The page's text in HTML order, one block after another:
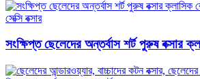
সংক্ষিপ্ত ছেলেদের অন্তর্বাস শর্ট পুরুষ বক্সার